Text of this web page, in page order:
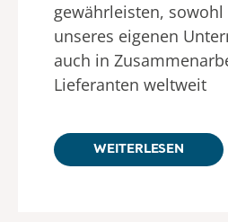
gewährleisten,
unseres eigenen
auch in
Lieferanten weltweit
WEITERLESEN